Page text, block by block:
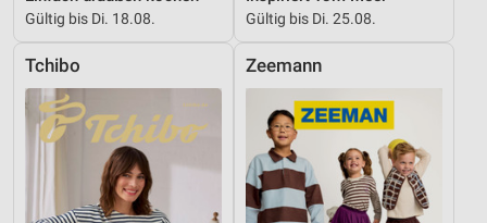
Gültig bis Di. 18.08. Gültig bis Di. 25.08.
Tchibo Zeemann